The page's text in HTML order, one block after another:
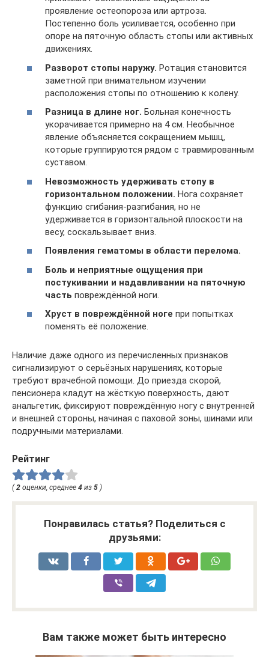
проявление остеопороза или артроза.
Постепенно боль усиливается, особенно при
опоре на пяточную область стопы или активных
движениях.
Разворот стопы наружу. Ротация становится
заметной при внимательном изучении
расположения стопы по отношению к колену.
Разница в длине ног. Больная конечность
укорачивается примерно на 4 см. Необычное
явление объясняется сокращением мышц,
которые группируются рядом с травмированным
суставом.
Невозможность удерживать стопу в
горизонтальном положении. Нога сохраняет
функцию сгибания-разгибания, но не
удерживается в горизонтальной плоскости на
весу, соскальзывает вниз.
Появления гематомы в области перелома.
Боль и неприятные ощущения при
постукивании и надавливании на пяточную
часть повреждённой ноги.
Хруст в повреждённой ноге при попытках
поменять её положение.
Наличие даже одного из перечисленных признаков
сигнализируют о серьёзных нарушениях, которые
требуют врачебной помощи. До приезда скорой,
пенсионера кладут на жёсткую поверхность, дают
анальгетик, фиксируют повреждённую ногу с внутренней
и внешней стороны, начиная с паховой зоны, шинами или
подручными материалами.
Рейтинг
(2 оценки, среднее 4 из 5 )
Понравилась статья? Поделиться с
друзьями:
Вам также может быть интересно